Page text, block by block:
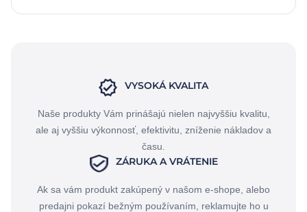
VYSOKÁ KVALITA
Naše produkty Vám prinášajú nielen najvyššiu kvalitu,
ale aj vyššiu výkonnosť, efektivitu, zníženie nákladov a
času.
ZÁRUKA A VRÁTENIE
Ak sa vám produkt zakúpený v našom e-shope, alebo
predajni pokazí bežným používaním, reklamujte ho u